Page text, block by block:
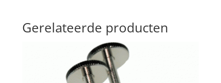
Gerelateerde producten